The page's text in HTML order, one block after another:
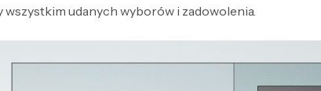
wszystkim udanych wyborów i zadowolenia.